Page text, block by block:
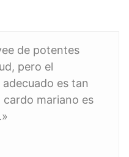
de potentes
pero el
es tan
cardo mariano es